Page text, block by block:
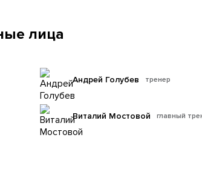
лица
тренер
Андрей Голубев
главный
Виталий Мостовой